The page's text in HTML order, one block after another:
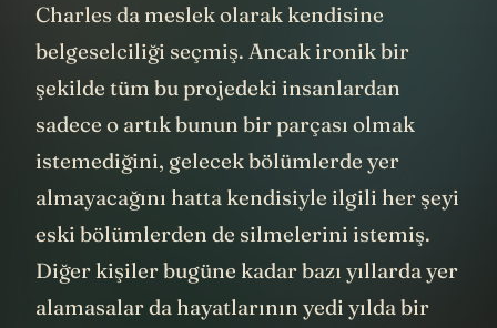
Charles da meslek olarak kendisine
belgeselciliği seçmiş. Ancak ironik bir
şekilde tüm bu projedeki insanlardan
sadece o artık bunun bir parçası olmak
istemediğini, gelecek bölümlerde yer
almayacağını hatta kendisiyle ilgili her şeyi
eski bölümlerden de silmelerini istemiş.
Diğer kişiler bugüne kadar bazı yıllarda yer
alamasalar da hayatlarının yedi yılda bir